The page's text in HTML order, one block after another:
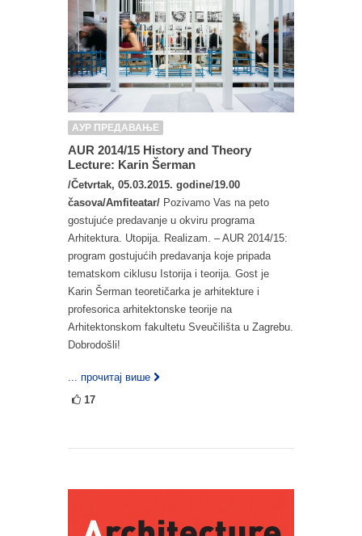
АУР ПРЕДАВАЊЕ
AUR 2014/15 History and Theory
Lecture: Karin Šerman
/Četvrtak, 05.03.2015. godine/19.00
časova/Amfiteatar/ Pozivamo Vas na peto
gostujuće predavanje u okviru programa
Arhitektura. Utopija. Realizam. – AUR 2014/15:
program gostujućih predavanja koje pripada
tematskom ciklusu Istorija i teorija. Gost je
Karin Šerman teoretičarka je arhitekture i
profesorica arhitektonske teorije na
Arhitektonskom fakultetu Sveučilišta u Zagrebu.
Dobrodošli!
... прочитај више
17